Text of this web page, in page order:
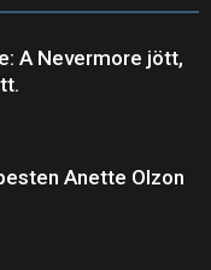
A Nevermore jött,
Anette Olzon